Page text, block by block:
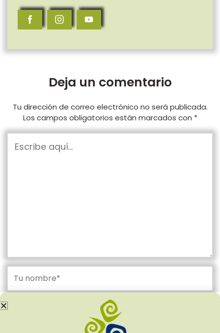
Deja un comentario
Tu dirección de correo electrónico no será publicada.
Los campos obligatorios están marcados con *
Escribe